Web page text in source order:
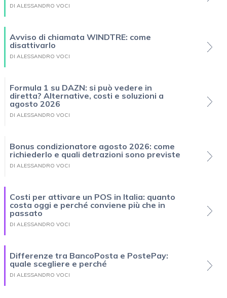
DI ALESSANDRO VOCI
Avviso di chiamata WINDTRE: come
disattivarlo
DI ALESSANDRO VOCI
Formula 1 su DAZN: si può vedere in
diretta? Alternative, costi e soluzioni a
agosto 2026
DI ALESSANDRO VOCI
Bonus condizionatore agosto 2026: come
richiederlo e quali detrazioni sono previste
DI ALESSANDRO VOCI
Costi per attivare un POS in Italia: quanto
costa oggi e perché conviene più che in
passato
DI ALESSANDRO VOCI
Differenze tra BancoPosta e PostePay:
quale scegliere e perché
DI ALESSANDRO VOCI